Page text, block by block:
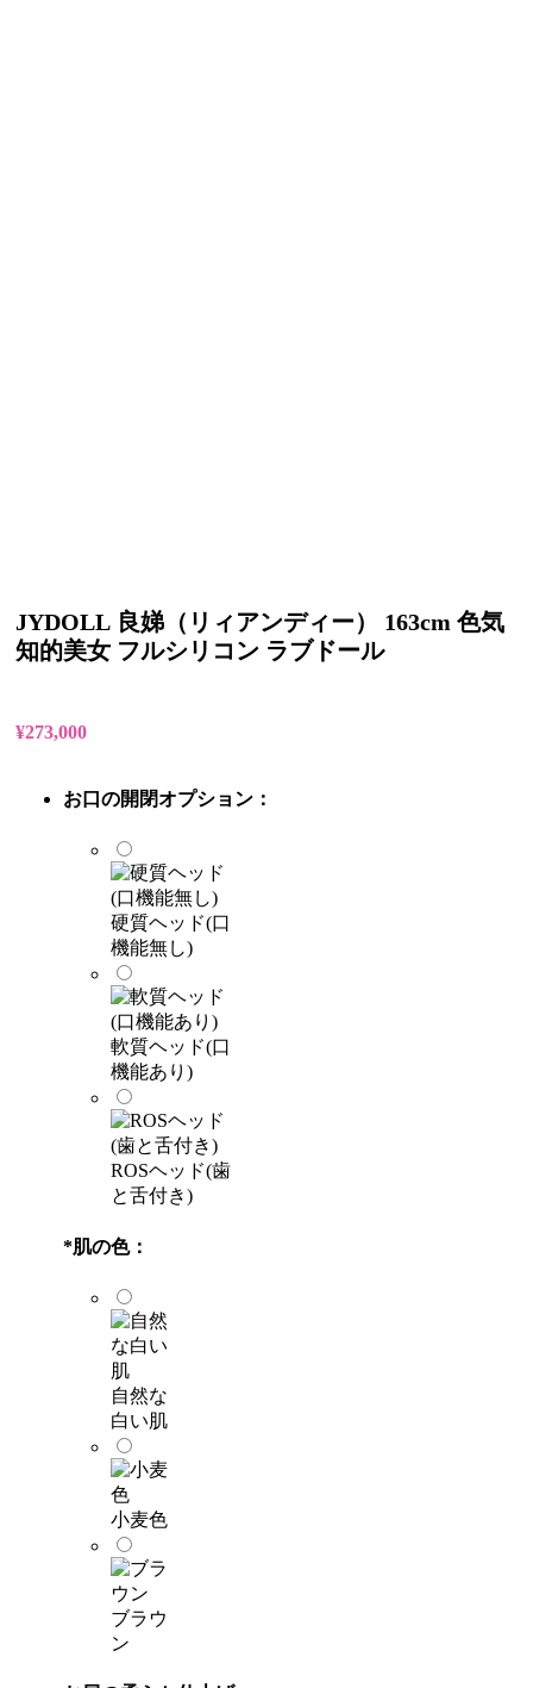
JYDOLL 良娣（リィアンディー） 163cm 色気
知的美女 フルシリコン ラブドール
¥273,000
お口の開閉オプション：
硬質ヘッド(口
機能無し)
軟質ヘッド(口
機能あり)
ROSヘッド(歯
と舌付き)
*肌の色：
自然な
白い肌
小麦色
ブラウ
ン